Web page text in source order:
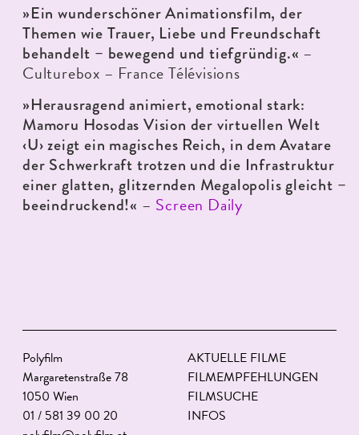
»Ein wunderschöner Animationsfilm, der
Themen wie Trauer, Liebe und Freundschaft
behandelt – bewegend und tiefgründig.« –
Culturebox – France Télévisions
»Herausragend animiert, emotional stark:
Mamoru Hosodas Vision der virtuellen Welt
‹U› zeigt ein magisches Reich, in dem Avatare
der Schwerkraft trotzen und die Infrastruktur
einer glatten, glitzernden Megalopolis gleicht –
beeindruckend!« – Screen Daily
Polyfilm
Margaretenstraße 78
1050 Wien
01 / 581 39 00 20
AKTUELLE FILME
FILMEMPFEHLUNGEN
FILMSUCHE
INFOS